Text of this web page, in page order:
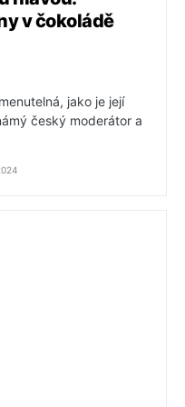
v čokoládě
jako je její
český moderátor a